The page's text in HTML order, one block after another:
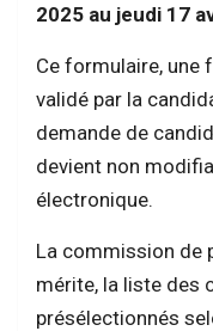
2025 au jeudi 17
Ce formulaire, une
validé par la
demande de
devient non
électronique.
La commission de
mérite, la liste des
présélectionnés